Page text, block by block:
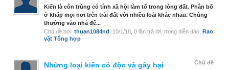
Kiến là côn trùng có tính xã hội làm tổ trong lòng đất. Phân bố
ở khắp mọi nơi trên trái đất với nhiều loài khác nhau. Chúng
thường vào nhà để...
Chủ đề bởi: thuan1084nd 10/1/18 , 0 lần trả lời, trong diễn đàn: Rao
vặt Tổng hợp
Chủ đề
Những loại kiến có độc và gây hại